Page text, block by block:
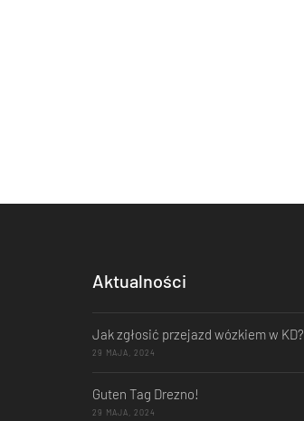
Aktualności
Jak zgłosić przejazd wózkiem w KD?
29 MAJA, 2024
Guten Tag Drezno!
29 MAJA, 2024